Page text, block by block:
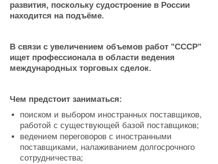
Конференции
Словарь
Флот
Отзывы
Все службы
развития, поскольку судостроение в России
находится на подъёме.
В связи с увеличением объемов работ "СССР"
ищет профессионала в области ведения
международных торговых сделок.
Чем предстоит заниматься:
поиском и выбором иностранных поставщиков,
работой с существующей базой поставщиков;
ведением переговоров с иностранными
поставщиками, налаживанием долгосрочного
сотрудничества;